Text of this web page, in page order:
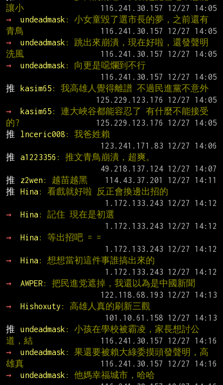
讓小
→
undeadmask : 小女童毀了選市長的夢，之前還有
青鳥
→
undeadmask : 跳出來崩潰，現在好啦，還發聲明
洗風
→
undeadmask : 向更是噁爛到不行
推
kasim65 : 我高雄人覺得離譜 不過民進黨不意外
→
kasim65 : 連大峽谷都能容忍了 有什麼不能接受
的?
推
lnceric008 : 我爸姓賴
推
a1223356 : 推文青鳥崩潰，超爽。
推
z2wen: 越苗越黑
推
Hina: 看戲就好啦 反正會換邊出招的
→
Hina: 記住 現在是初選
→
Hina: 等出招吧 = =
→
Hina: 想想當初這件事誰搞出來的
→
AWPER : 把民進党遮掉，我還以為是中國新聞
→
Hishoxuty : 高雄人真的刷新三觀
推
undeadmask : 小孩在學校被霸凌，家長想討公
道，結
→
undeadmask : 果還要被賴大綠委摸頭發聲明，高
雄真
→
undeadmask : 他媽幸福城市，哈哈